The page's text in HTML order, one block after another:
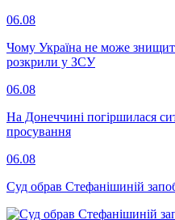
06.08
Чому Україна не може
розкрили у ЗСУ
06.08
На Донеччині погіршилася
просування
06.08
Суд обрав Стефанішиній